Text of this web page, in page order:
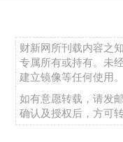
财新网所刊载内容之
专属所有或持有。未
建立镜像等任何使用。
如有意愿转载，请发
确认及授权后，方可转